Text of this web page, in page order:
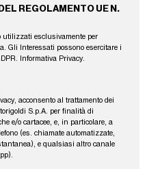
REGOLAMENTO UE N.
utilizzati esclusivamente per
Gli Interessati possono esercitare i
Informativa Privacy.
, acconsento al trattamento dei
S.p.A. per finalità di
e/o cartacee, e, in particolare, a
(es. chiamate automatizzate,
e qualsiasi altro canale